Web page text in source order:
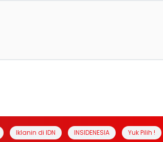
Iklanin di IDN INSIDENESIA Yuk Pilih !